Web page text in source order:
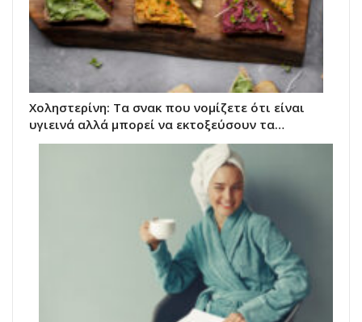
Χοληστερίνη: Τα σνακ που νομίζετε ότι είναι
υγιεινά αλλά μπορεί να εκτοξεύσουν τα…